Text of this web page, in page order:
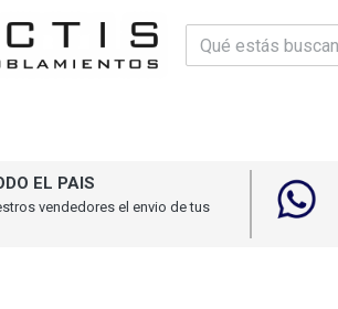
EL PAIS
vendedores el envio de tus